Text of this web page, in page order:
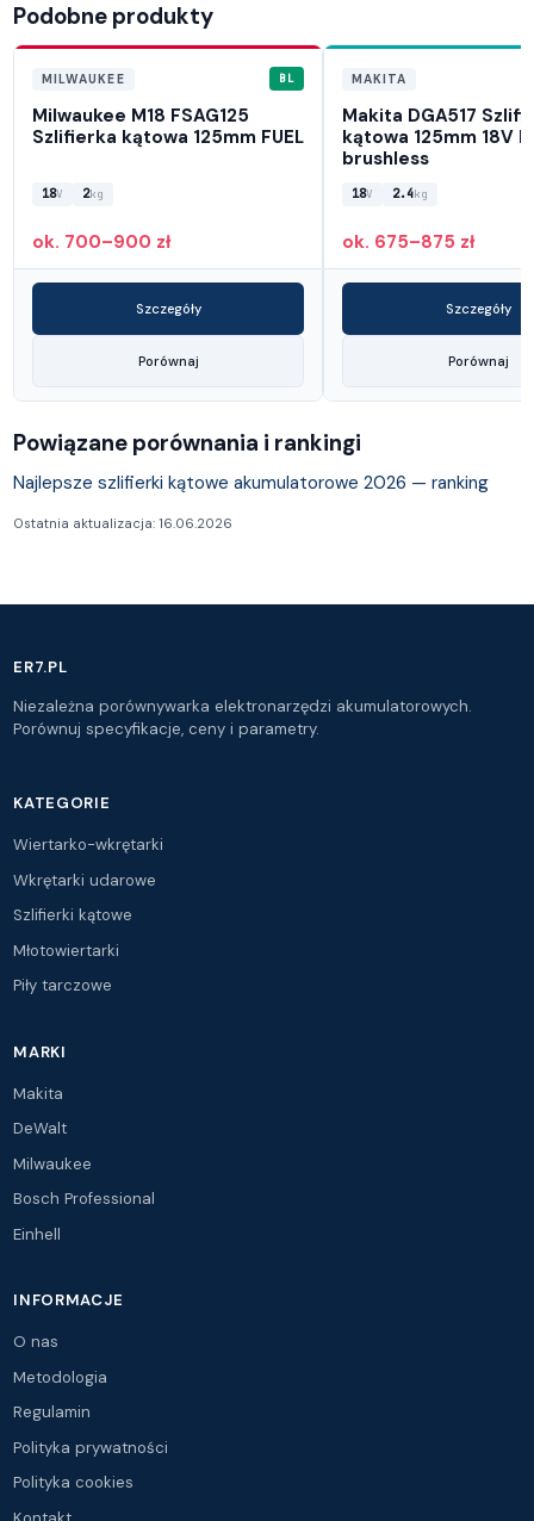
Podobne produkty
MILWAUKEE BL
Milwaukee M18 FSAG125
Szlifierka kątowa 125mm FUEL
18V 2kg
ok. 700–900 zł
Szczegóły
Porównaj
MAKITA
Makita DGA517
kątowa 125mm 18V
brushless
18V 2.4kg
ok. 675–875 zł
Szczegóły
Porównaj
Powiązane porównania i rankingi
Najlepsze szlifierki kątowe akumulatorowe 2026 — ranking
Ostatnia aktualizacja: 16.06.2026
ER7.PL
Niezależna porównywarka elektronarzędzi akumulatorowych.
Porównuj specyfikacje, ceny i parametry.
KATEGORIE
Wiertarko-wkrętarki
Wkrętarki udarowe
Szlifierki kątowe
Młotowiertarki
Piły tarczowe
MARKI
Makita
DeWalt
Milwaukee
Bosch Professional
Einhell
INFORMACJE
O nas
Metodologia
Regulamin
Polityka prywatności
Polityka cookies